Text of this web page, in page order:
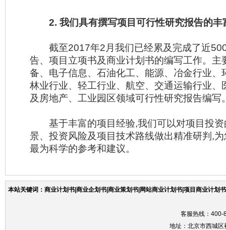
2. 我们具有撰写项目可行性研究报告的丰
截至2017年2月我们已经累及完成了近
告、项目立项书及商业计划书的编写工作。主
备、电子信息、石油化工、能源、冶金行业、
林业行业、轻工行业、航空、交通运输行业、
及房地产、工业园区领域可行性研究报告编写
基于丰富的项目经验,我们可以对项目投资
景、投资风险及项目技术路线做出精准研判,
最为科学的参考和建议。
本站关键词：商业计划书|商业企划书|商业策划书|网站商业计划书|项目商业计
客服热线：
地址：北京市西城